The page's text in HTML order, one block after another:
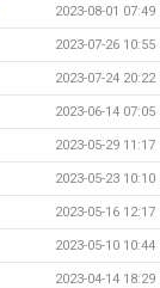
2023-08-01 07:49
2023-07-26 10:55
2023-07-24 20:22
2023-06-14 07:05
2023-05-29 11:17
2023-05-23 10:10
2023-05-16 12:17
2023-05-10 10:44
2023-04-14 18:29